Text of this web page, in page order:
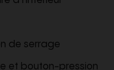
de serrage
et bouton-pression